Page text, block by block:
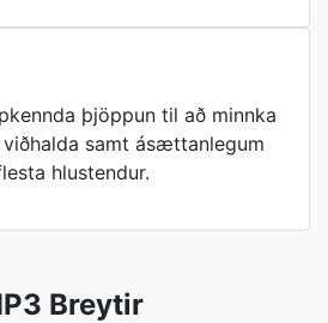
þjöppun til að minnka
samt ásættanlegum
hlustendur.
Breytir